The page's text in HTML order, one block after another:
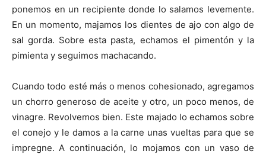
ponemos en un recipiente donde lo salamos levemente.
En un momento, majamos los dientes de ajo con algo de
sal gorda. Sobre esta pasta, echamos el pimentón y la
pimienta y seguimos machacando.
Cuando todo esté más o menos cohesionado, agregamos
un chorro generoso de aceite y otro, un poco menos, de
vinagre. Revolvemos bien. Este majado lo echamos sobre
el conejo y le damos a la carne unas vueltas para que se
impregne. A continuación, lo mojamos con un vaso de